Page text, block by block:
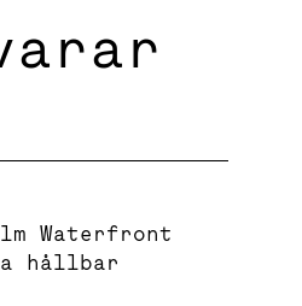
Waterfront
hållbar